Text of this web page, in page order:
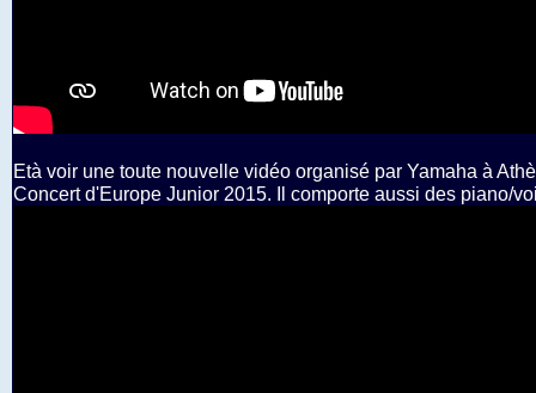
Età voir une toute nouvelle vidéo organisé par Yamaha à
Concert d'Europe Junior 2015. Il comporte aussi des piano/